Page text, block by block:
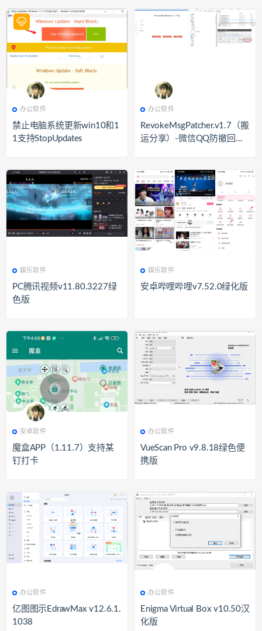
448
办公软件
禁止电脑系统更新win10和1
1支持StopUpdates
337
办公软件
RevokeMsgPatcher.v1.7（搬
运分享）-微信QQ防撤回软
422
娱乐软件
PC腾讯视频v11.80.3227绿
色版
395
娱乐软件
安卓哔哩哔哩v7.52.0绿化版
814
安卓软件
魔盒APP（1.11.7）支持某
钉打卡
404
办公软件
VueScan Pro v9.8.18绿色便
携版
407
办公软件
亿图图示EdrawMax v12.6.1.
1038
448
办公软件
Enigma Virtual Box v10.50汉
化版